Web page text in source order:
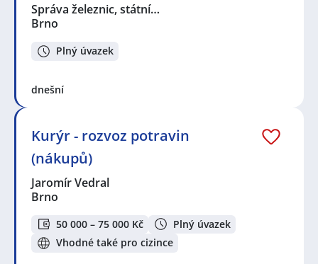
Správa železnic, státní…
Brno
Plný úvazek
dnešní
Kurýr - rozvoz potravin
(nákupů)
Jaromír Vedral
Brno
50 000 – 75 000 Kč
Plný úvazek
Vhodné také pro cizince